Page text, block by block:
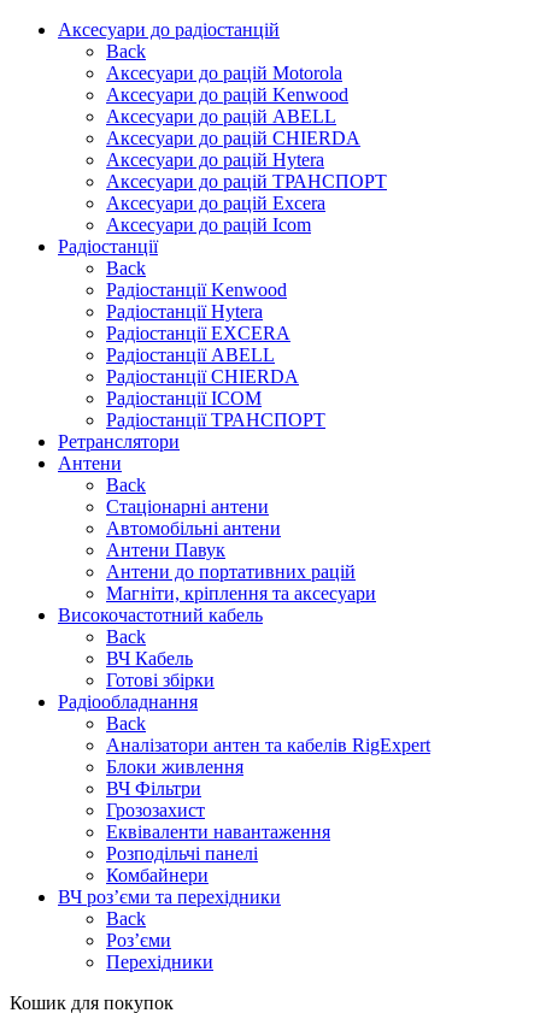
Аксесуари до радіостанцій
Back
Аксесуари до рацій Motorola
Аксесуари до рацій Kenwood
Аксесуари до рацій ABELL
Аксесуари до рацій CHIERDA
Аксесуари до рацій Hytera
Аксесуари до рацій ТРАНСПОРТ
Аксесуари до рацій Excera
Аксесуари до рацій Icom
Радіостанції
Back
Радіостанції Kenwood
Радіостанції Hytera
Радіостанції EXCERA
Радіостанції ABELL
Радіостанції CHIERDA
Радіостанції ICOM
Радіостанції ТРАНСПОРТ
Ретранслятори
Антени
Back
Стаціонарні антени
Автомобільні антени
Антени Павук
Антени до портативних рацій
Магніти, кріплення та аксесуари
Високочастотний кабель
Back
ВЧ Кабель
Готові збірки
Радіообладнання
Back
Аналізатори антен та кабелів RigExpert
Блоки живлення
ВЧ Фільтри
Грозозахист
Еквіваленти навантаження
Розподільчі панелі
Комбайнери
ВЧ роз’єми та перехідники
Back
Роз’єми
Перехідники
Кошик для покупок